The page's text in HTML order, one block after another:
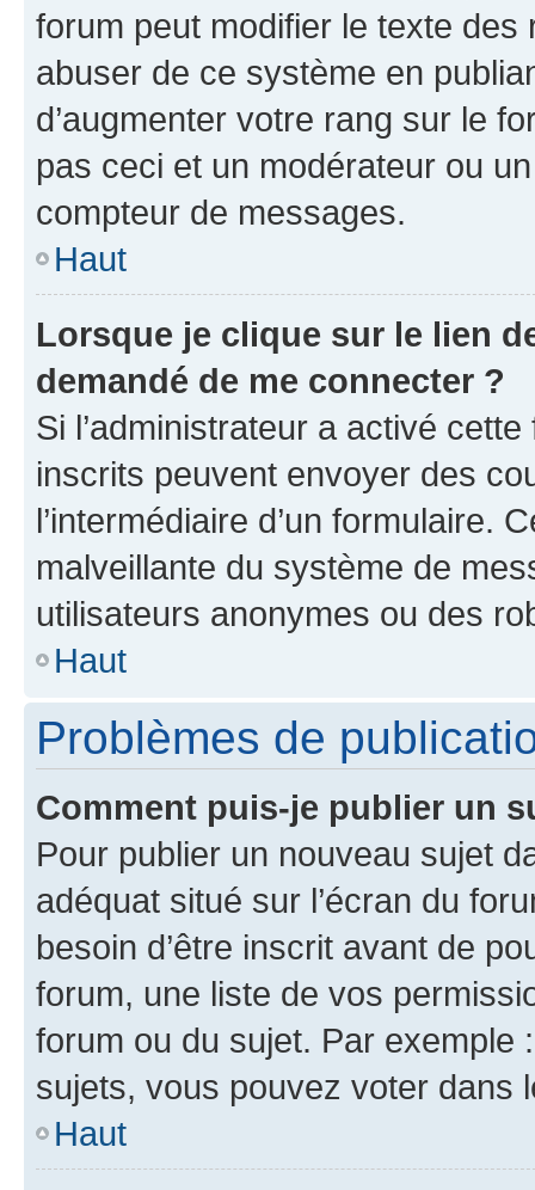
forum peut modifier le texte
abuser de ce système en
d’augmenter votre rang sur le
pas ceci et un modérateur ou
compteur de messages.
Haut
Lorsque je clique sur le lien
demandé de me connecter ?
Si l’administrateur a activé
inscrits peuvent envoyer des
l’intermédiaire d’un formulaire.
malveillante du système de
utilisateurs anonymes ou des
Haut
Problèmes de
Comment puis-je publier un
Pour publier un nouveau sujet
adéquat situé sur l’écran du
besoin d’être inscrit avant de
forum, une liste de vos
forum ou du sujet. Par exemple
sujets, vous pouvez voter dans
Haut